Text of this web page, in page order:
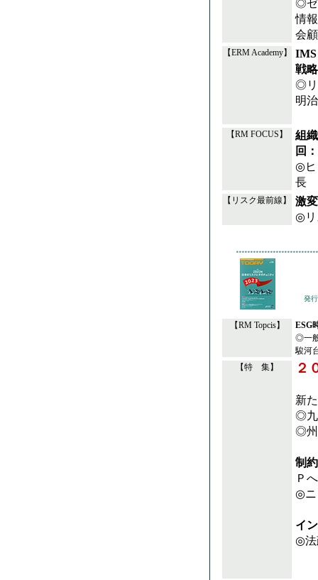
◎ゼ
情
会
【ERM Academy】
戦
◎リ
明
【RM FOCUS】
組
回
◎ヒ
長
【リスク最前線】
激
◎リ
発
【RM Topcis】
ESG
◎一
駿河
【特 集】
２
新
◎九
◎州
制
Ｐ
◎ニ
イ
◎